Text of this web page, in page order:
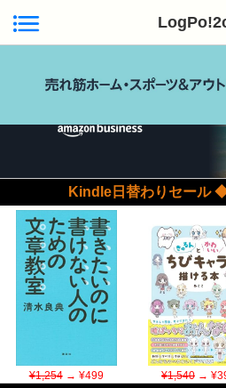
Kindle日替わりセール
¥1,254→ ¥499 ¥1,540→